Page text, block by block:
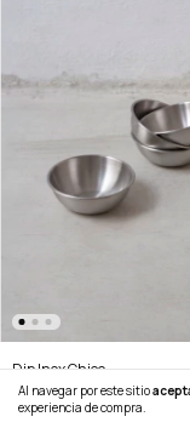
Al navegar por este sitio
experiencia de compra.
Dip Inox Chico
$6.700